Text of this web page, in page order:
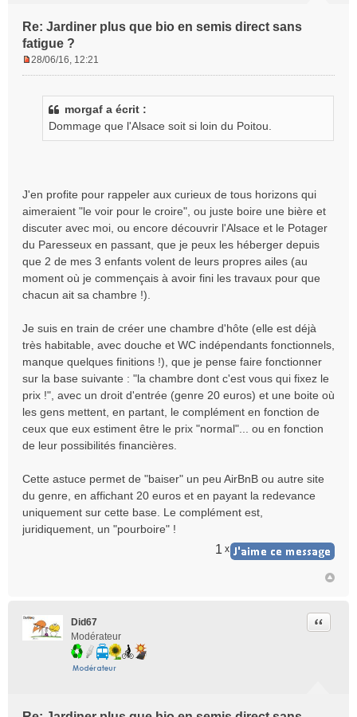
Re: Jardiner plus que bio en semis direct sans
fatigue ?
n
l
u
28/06/16, 12:21
morgaf a écrit :
Dommage que l'Alsace soit si loin du Poitou.
J'en profite pour rappeler aux curieux de tous horizons qui
aimeraient "le voir pour le croire", ou juste boire une bière et
discuter avec moi, ou encore découvrir l'Alsace et le Potager
du Paresseux en passant, que je peux les héberger depuis
que 2 de mes 3 enfants volent de leurs propres ailes (au
moment où je commençais à avoir fini les travaux pour que
chacun ait sa chambre !).
Je suis en train de créer une chambre d'hôte (elle est déjà
très habitable, avec douche et WC indépendants fonctionnels,
manque quelques finitions !), que je pense faire fonctionner
sur la base suivante : "la chambre dont c'est vous qui fixez le
prix !", avec un droit d'entrée (genre 20 euros) et une boite où
les gens mettent, en partant, le complément en fonction de
ceux que eux estiment être le prix "normal"... ou en fonction
de leur possibilités financières.
Cette astuce permet de "baiser" un peu AirBnB ou autre site
du genre, en affichant 20 euros et en payant la redevance
uniquement sur cette base. Le complément est,
juridiquement, un "pourboire" !
1 x
Did67
Modérateur
Citer